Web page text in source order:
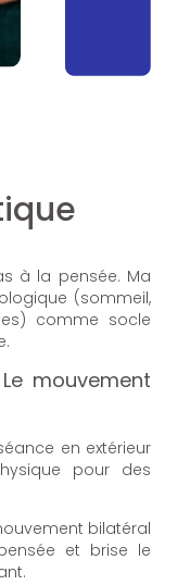
à la pensée. Ma
(sommeil,
comme socle
mouvement
en extérieur
pour des
bilatéral
et brise le